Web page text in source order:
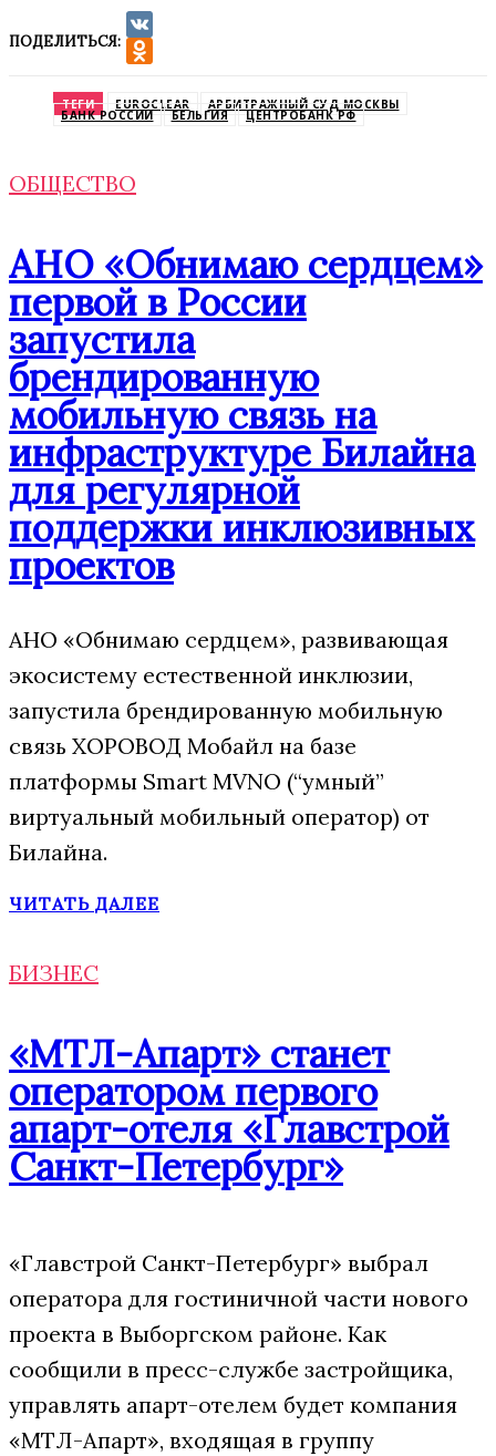
ПОДЕЛИТЬСЯ:
VK
ТЕГИ EUROCLEAR АРБИТРАЖНЫЙ СУД МОСКВЫ
БАНК РОССИИ БЕЛЬГИЯ ЦЕНТРОБАНК РФ
ОБЩЕСТВО
АНО «Обнимаю сердцем»
первой в России
запустила
брендированную
мобильную связь на
инфраструктуре Билайна
для регулярной
поддержки инклюзивных
проектов
АНО «Обнимаю сердцем», развивающая
экосистему естественной инклюзии,
запустила брендированную мобильную
связь ХОРОВОД Мобайл на базе
платформы Smart MVNO (“умный”
виртуальный мобильный оператор) от
Билайна.
ЧИТАТЬ ДАЛЕЕ
БИЗНЕС
«МТЛ-Апарт» станет
оператором первого
апарт-отеля «Главстрой
Санкт-Петербург»
«Главстрой Санкт-Петербург» выбрал
оператора для гостиничной части нового
проекта в Выборгском районе. Как
сообщили в пресс-службе застройщика,
управлять апарт-отелем будет компания
«МТЛ-Апарт», входящая в группу